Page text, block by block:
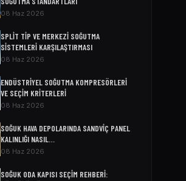
08 Haz 2026
SPLIT TIP VE MERKEZI SOĞUTMA
SISTEMLERI KARŞILAŞTIRMASI
08 Haz 2026
ENDÜSTRIYEL SOĞUTMA KOMPRESÖRLERI
VE SEÇIM KRITERLERI
08 Haz 2026
SOĞUK HAVA DEPOLARINDA SANDVIÇ PANEL
KALINLIĞI NASIL…
08 Haz 2026
SOĞUK ODA KAPISI SEÇIM REHBERI: